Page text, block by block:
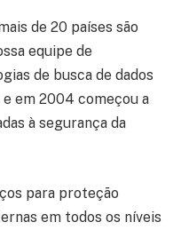
de 20 países são
equipe de
de busca de dados
em 2004 começou a
à segurança da
para proteção
em todos os níveis